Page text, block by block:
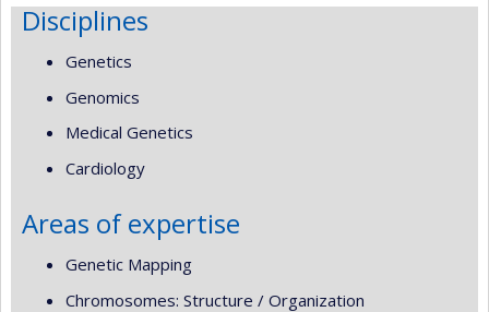
Disciplines
Genetics
Genomics
Medical Genetics
Cardiology
Areas of expertise
Genetic Mapping
Chromosomes: Structure / Organization